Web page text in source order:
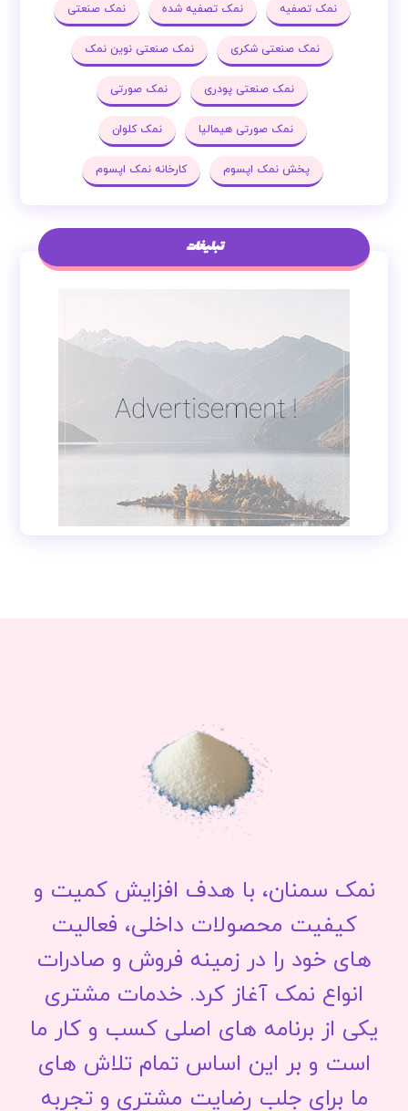
نمک تصفیه نمک تصفیه شده نمک صنعتی
نمک صنعتی شکری نمک صنعتی نوین نمک
نمک صنعتی پودری نمک صورتی
نمک صورتی هیمالیا نمک کلوان
پخش نمک اپسوم کارخانه نمک اپسوم
تبلیغات
نمک سمنان، با هدف افزایش کمیت و
کیفیت محصولات داخلی، فعالیت
های خود را در زمینه فروش و صادرات
انواع نمک آغاز کرد. خدمات مشتری
یکی از برنامه های اصلی کسب و کار ما
است و بر این اساس تمام تلاش های
ما برای جلب رضایت مشتری و تجربه